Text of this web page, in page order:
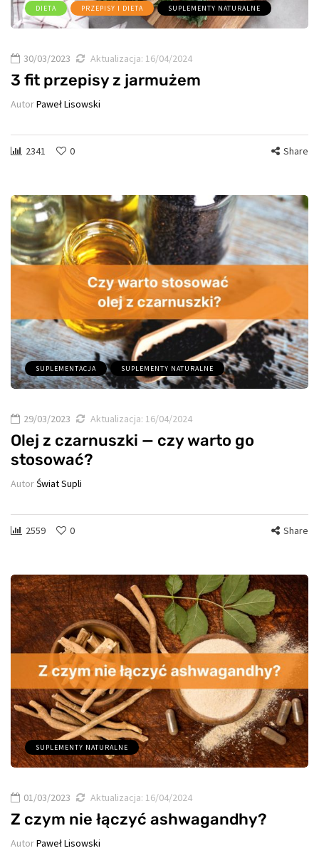
DIETA PRZEPISY I DIETA SUPLEMENTY NATURALNE
30/03/2023 Aktualizacja: 16/04/2024
3 fit przepisy z jarmużem
AutorPaweł Lisowski
2341 0 Share
SUPLEMENTACJA SUPLEMENTY NATURALNE
29/03/2023 Aktualizacja: 16/04/2024
Olej z czarnuszki — czy warto go
stosować?
AutorŚwiat Supli
2559 0 Share
SUPLEMENTY NATURALNE
01/03/2023 Aktualizacja: 16/04/2024
Z czym nie łączyć ashwagandhy?
AutorPaweł Lisowski